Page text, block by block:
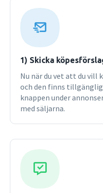
kognitionspsykologi,
biologisk psykologi,
socialpsykologi,
identitet, Människan
Psykologi 2: Psykologin i
i psykisk ohälsa, Den
Forskning och vetenskap
för studerande som läser
gymnasienivå.
1) Skicka
Nu när du vet att du vill
och den finns tillgänglig
knappen under
med säljarna.